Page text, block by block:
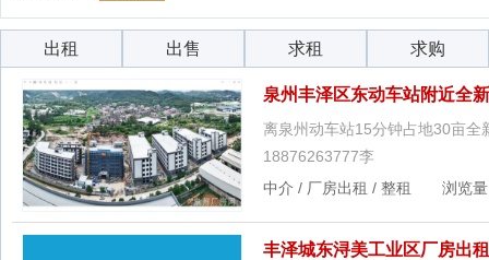
出租 出售 求租 求购
泉州丰泽区东动车站附近全
离泉州动车站15分钟占地30亩
18876263777李
中介 / 厂房出租 / 整租 浏览
丰泽城东浔美工业区厂房出